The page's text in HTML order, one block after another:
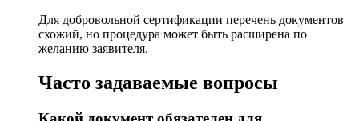
Для добровольной сертификации перечень документов
схожий, но процедура может быть расширена по
желанию заявителя.
Часто задаваемые вопросы